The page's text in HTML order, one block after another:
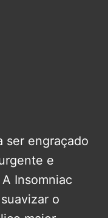
ser engraçado
e
Insomniac
o